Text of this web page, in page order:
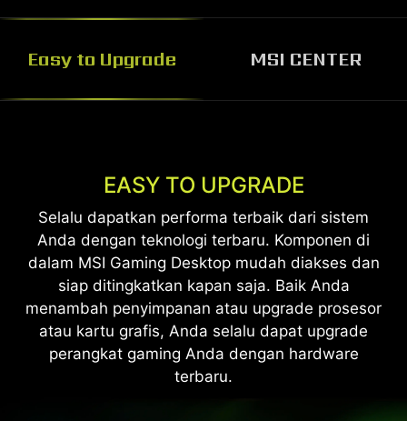
Easy to Upgrade MSI CENTER
EASY TO UPGRADE
Selalu dapatkan performa terbaik dari sistem
Anda dengan teknologi terbaru. Komponen di
dalam MSI Gaming Desktop mudah diakses dan
siap ditingkatkan kapan saja. Baik Anda
menambah penyimpanan atau upgrade prosesor
atau kartu grafis, Anda selalu dapat upgrade
perangkat gaming Anda dengan hardware
terbaru.
Software MSI Center membantu Anda
mengontrol dan menyesuaikan Desktop MSI
Anda seperti yang Anda inginkan. Monitor,
sesuaikan, dan optimalkan dengan mudah
melalui satu sistem terpadu.
Lebih Lanjut